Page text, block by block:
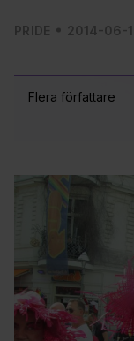
Flera författare
PRIDE 2014-06-